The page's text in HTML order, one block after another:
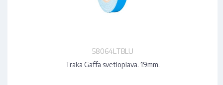
58064LTBLU
Traka Gaffa svetloplava. 19mm.